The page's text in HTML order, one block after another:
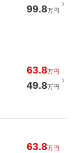
99.8万円
63.8万円
49.8万円
63.8万円